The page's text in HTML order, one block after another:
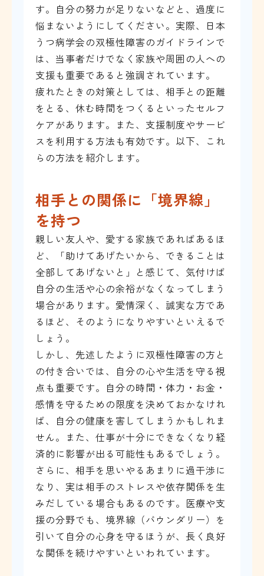
す。自分の努力が足りないなどと、過度に
悩まないようにしてください。実際、日本
うつ病学会の双極性障害のガイドラインで
は、当事者だけでなく家族や周囲の人への
支援も重要であると強調されています。
疲れたときの対策としては、相手との距離
をとる、休む時間をつくるといったセルフ
ケアがあります。また、支援制度やサービ
スを利用する方法も有効です。以下、これ
らの方法を紹介します。
相手との関係に「境界線」
を持つ
親しい友人や、愛する家族であればあるほ
ど、「助けてあげたいから、できることは
全部してあげないと」と感じて、気付けば
自分の生活や心の余裕がなくなってしまう
場合があります。愛情深く、誠実な方であ
るほど、そのようになりやすいといえるで
しょう。
しかし、先述したように双極性障害の方と
の付き合いでは、自分の心や生活を守る視
点も重要です。自分の時間・体力・お金・
感情を守るための限度を決めておかなけれ
ば、自分の健康を害してしまうかもしれま
せん。また、仕事が十分にできなくなり経
済的に影響が出る可能性もあるでしょう。
さらに、相手を思いやるあまりに過干渉に
なり、実は相手のストレスや依存関係を生
みだしている場合もあるのです。医療や支
援の分野でも、境界線（バウンダリー）を
引いて自分の心身を守るほうが、長く良好
な関係を続けやすいといわれています。